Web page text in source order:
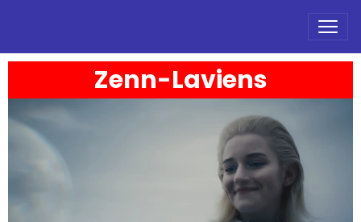
Zenn-Laviens